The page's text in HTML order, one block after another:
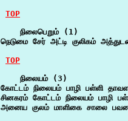
TOP
    நிலைபெறும் (1)
நெடுமை சேர் அட்டி குலிகம்
TOP
    நிலையம் (3)
கோட்டம் நிலையம் பாழி பள்ளி
சினகரம் கோட்டம் நிலையம் பாழி
அனைய குலம் மாளிகை சாலை